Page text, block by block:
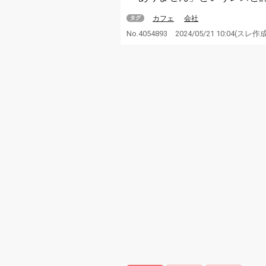
タグ カフェ 会社
No.4054893 2024/05/21 10:04(スレ作